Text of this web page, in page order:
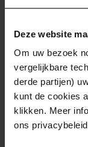
Deze website
Om uw bezoek
vergelijkbare
derde partijen)
kunt de cookies
klikken. Meer
ons privacybeleid
Huwelijken
werden tot
de
gebouw.
gebleven